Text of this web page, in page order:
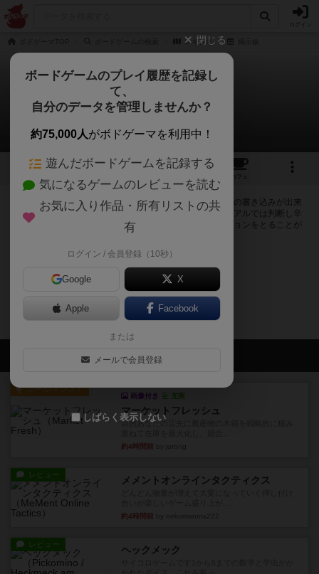
レキシオ
レキシオ
0件の掲示板
4 1 4
カフェ
ログインするとレキシオに関する掲示板の作成やコメントの書き込みが出来
るようになります。ルールの疑問やエラッタ情報、マニュアルでは判断し辛
い曖昧な表記等について会員同士で自由にコミュニケーションをとることが
ログイン/無料会員登録
レキシオのトップに戻る
会員の新しい投稿
ルール/インスト
画像付き 充実
マーケットフレッシュ
目的あなたの店先に農産物の木箱を戦略的に積み
約4時間前
レビュー メメントオンラインタクティクス
約4時間前
レビュー ヘックメック
閉じる
ボードゲームのプレイ履歴を記録し
て、
自分のデータを管理しませんか？
約75,000人がボドゲーマを利用中！
遊んだボードゲームを記録する
気になるゲームのレビューを読む
お気に入り作品・所有リストの共
有
ログイン / 会員登録（10秒）
Google X
Apple Facebook
または
メールで会員登録
しばらく表示しない